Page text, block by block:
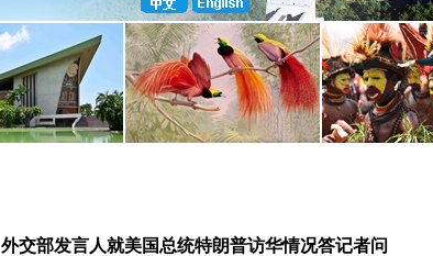
外交部发言人就美国总统特朗普访华情况答记者问